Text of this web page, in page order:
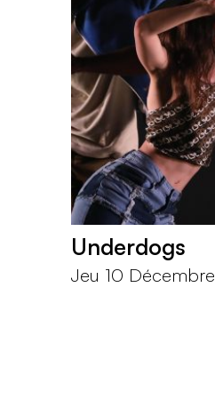
Underdogs
Jeu 10 Décembre